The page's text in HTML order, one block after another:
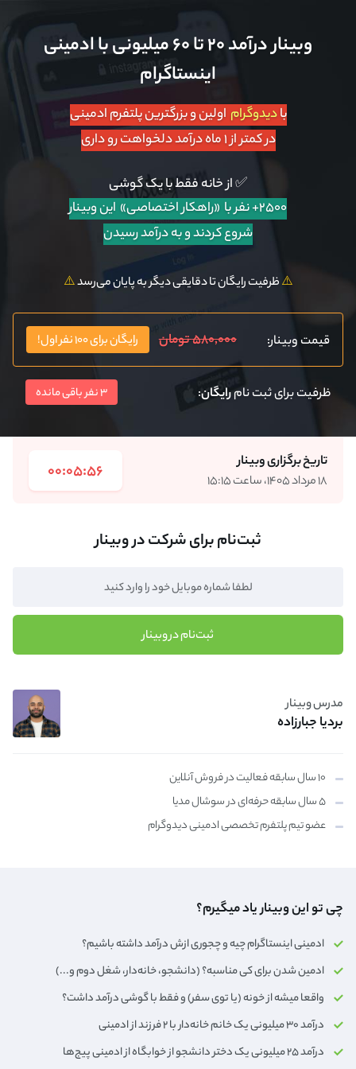
وبینار درآمد ۲۰ تا ۶۰ میلیونی با ادمینی
اینستاگرام
بادیدوگرام اولین و بزرگترین پلتفرم ادمینی
در کمتر از ۱ ماه درآمد دلخواهت رو داری
✅ از خانه فقط با یک گوشی
۲۵۰۰+ نفر با «راهکار اختصاصی»
این وبینار
شروع کردند و به درآمد رسیدن
⚠️ظرفیت رایگان تا دقایقی دیگر به پایان می‌رسد⚠️
قیمت وبینار: ۵۸۰,۰۰۰ تومان رایگان برای ۱۰۰ نفر اول!
ظرفیت برای ثبت نامرایگان: 3 نفر باقی مانده
تاریخ برگزاری وبینار
۱۸ مرداد ۱۴۰۵، ساعت ۱۵:۱۵ 00:05:56
ثبت‌نام برای شرکت در وبینار
ثبت‌نام در وبینار
مدرس وبینار
بردیا جبارزاده
۱۰ سال سابقه فعالیت در فروش آنلاین
۵ سال سابقه حرفه‌ای در سوشال مدیا
عضو تیم پلتفرم تخصصی ادمینی دیدوگرام
چی تو این وبینار یاد میگیرم؟
ادمینی اینستاگرام چیه و چجوری ازش درآمد داشته باشیم؟
ادمین شدن برای کی مناسبه؟ (دانشجو، خانه‌دار،‌ شغل دوم و...)
واقعا میشه از خونه (یا توی سفر) و فقط با گوشی درآمد داشت؟
درآمد ۳۰ میلیونی یک خانم خانه‌دار با ۲ فرزند از ادمینی
درآمد ۲۵ میلیونی یک دختر دانشجو از خوابگاه از ادمینی پیج‌ها